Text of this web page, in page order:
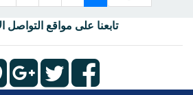
تابعنا على مواقع التواصل